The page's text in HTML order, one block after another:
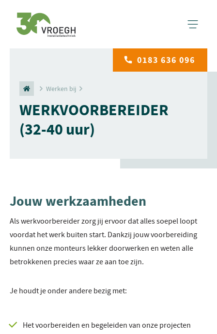
0183 636 096
Werken bij
WERKVOORBEREIDER
(32-40 uur)
Jouw werkzaamheden
Als werkvoorbereider zorg jij ervoor dat alles soepel loopt
voordat het werk buiten start. Dankzij jouw voorbereiding
kunnen onze monteurs lekker doorwerken en weten alle
betrokkenen precies waar ze aan toe zijn.
Je houdt je onder andere bezig met:
Het voorbereiden en begeleiden van onze projecten